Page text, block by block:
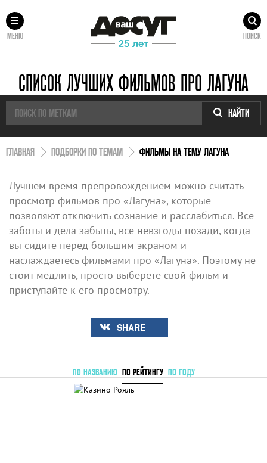
МЕНЮ ПОИСК
СПИСОК ЛУЧШИХ ФИЛЬМОВ ПРО ЛАГУНА
НАЙТИ
ГЛАВНАЯ ПОДБОРКИ ПО ТЕМАМ ФИЛЬМЫ НА ТЕМУ ЛАГУНА
Лучшем время препровождением можно считать
просмотр фильмов про «Лагуна», которые
позволяют отключить сознание и расслабиться. Все
заботы и дела забыты, все невзгоды позади, когда
вы сидите перед большим экраном и
наслаждаетесь фильмами про «Лагуна». Поэтому не
стоит медлить, просто выберете свой фильм и
приступайте к его просмотру.
SHARE
ПО НАЗВАНИЮ ПО РЕЙТИНГУ ПО ГОДУ